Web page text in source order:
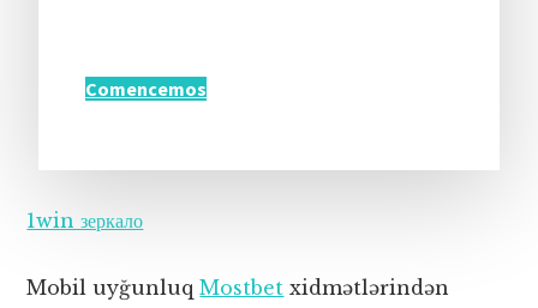
Comencemos
1win зеркало
Mobil uyğunluqMostbet xidmətlərindən